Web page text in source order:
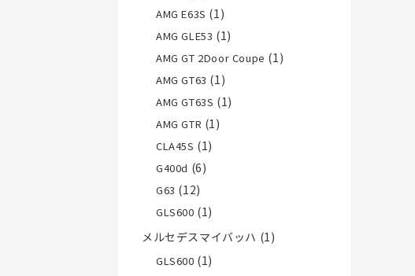
AMG E63S (1)
AMG GLE53 (1)
AMG GT 2Door Coupe (1)
AMG GT63 (1)
AMG GT63S (1)
AMG GTR (1)
CLA45S (1)
G400d (6)
G63 (12)
GLS600 (1)
メルセデスマイバッハ (1)
GLS600 (1)